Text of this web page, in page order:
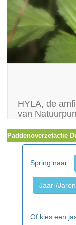
HYLA, de
van
Paddenoverzetactie
Spring naar:
Jaar-/
Of kies een